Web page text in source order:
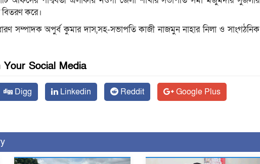
বিতরণ করে।
সম্পাদক অপুর্ব কুমার দাস,সহ-সভাপতি কাজী নাজমুন নাহার নিলা ও সাংগঠনিক
Social Media
Digg Linkedin Reddit
Google Plus